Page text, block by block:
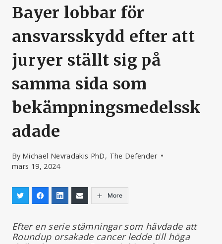
Bayer lobbar för
ansvarsskydd efter att
juryer ställt sig på
samma sida som
bekämpningsmedelssk
adade
By Michael Nevradakis PhD, The Defender
mars 19, 2024
More
Efter en serie stämningar som hävdade att
Roundup orsakade cancer ledde till höga